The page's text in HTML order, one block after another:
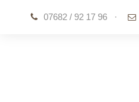
07682 / 92 17 96 ·